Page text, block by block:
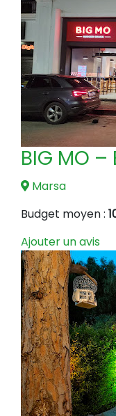
BIG MO
Marsa
Budget moyen :
Ajouter un avis